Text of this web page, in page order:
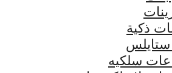
ذكية
ستايلس
سلكيه